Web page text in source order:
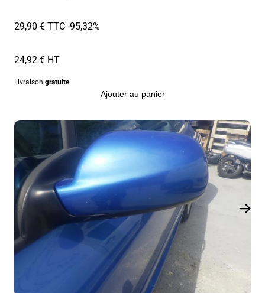
29,90 € TTC-95,32%
24,92 € HT
Livraison gratuite
Ajouter au panier